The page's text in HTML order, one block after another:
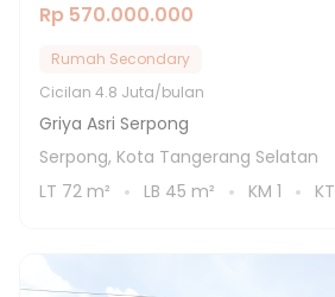
Rp 570.000.000
Rumah Secondary
Cicilan 4.8 Juta/bulan
Griya Asri Serpong
Serpong, Kota Tangerang Selatan
LT 72 m² LB 45 m² KM 1 KT